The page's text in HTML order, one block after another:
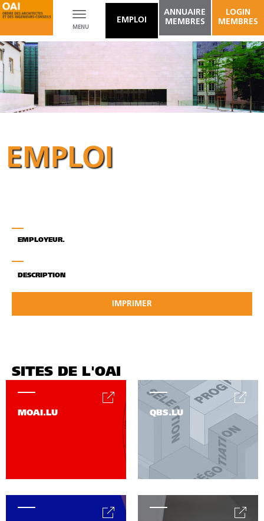
Toggle
navigation
MENU
EMPLOI
ANNUAIRE
MEMBRES
LOGIN
MEMBRES
EMPLOI
EMPLOYEUR.
DESCRIPTION
IMPRIMER
SITES DE L'OAI
MOAI.LU QBS.LU